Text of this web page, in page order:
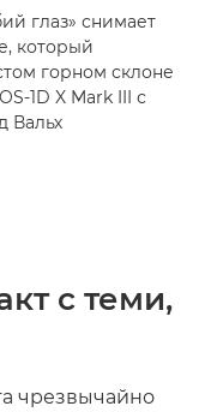
глаз» снимает
который
горном склоне
1D X Mark III с
Вальх
с теми,
чрезвычайно